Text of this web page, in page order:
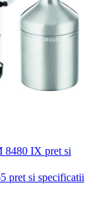
8480 IX pret si
pret si specificatii